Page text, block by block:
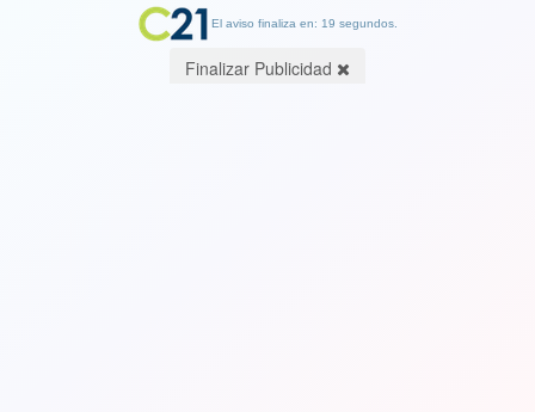
El aviso finaliza en: 19 segundos.
Finalizar Publicidad